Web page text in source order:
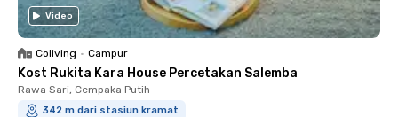
Video
Coliving • Campur
Kost Rukita Kara House Percetakan Salemba
Rawa Sari, Cempaka Putih
342 m dari stasiun kramat